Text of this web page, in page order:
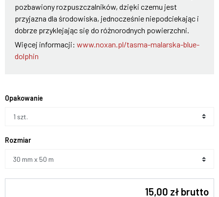
pozbawiony rozpuszczalników, dzięki czemu jest
przyjazna dla środowiska, jednocześnie niepodciekając i
dobrze przyklejając się do różnorodnych powierzchni.
Więcej informacji: www.noxan.pl/tasma-malarska-blue-
dolphin
Opakowanie
Rozmiar
15,00 zł brutto